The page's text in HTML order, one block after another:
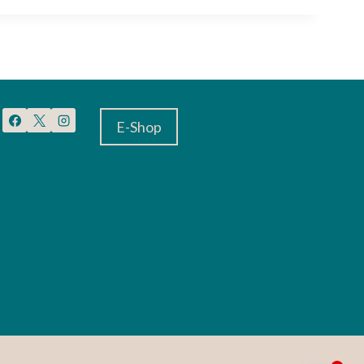
E-Shop